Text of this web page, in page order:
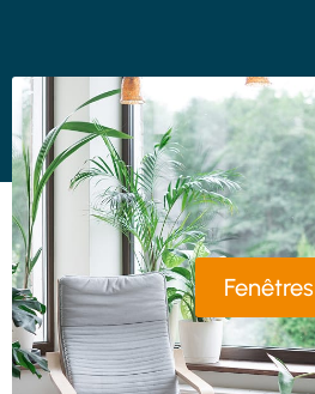
Fenêtres